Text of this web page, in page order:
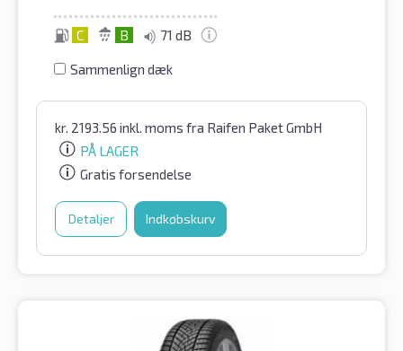
C B 71 dB
Sammenlign dæk
kr. 2193.56 inkl. moms fra Raifen Paket GmbH
PÅ LAGER
Gratis forsendelse
Detaljer Indkøbskurv